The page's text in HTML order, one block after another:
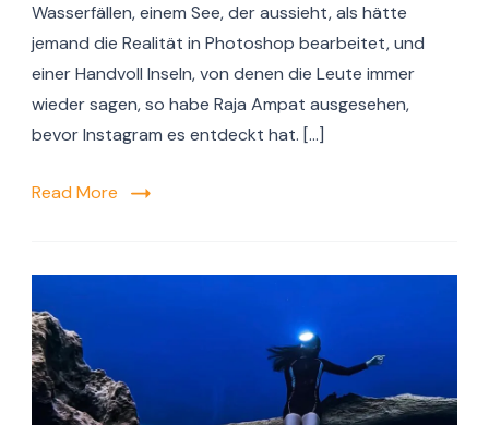
Wasserfällen, einem See, der aussieht, als hätte
jemand die Realität in Photoshop bearbeitet, und
einer Handvoll Inseln, von denen die Leute immer
wieder sagen, so habe Raja Ampat ausgesehen,
bevor Instagram es entdeckt hat. […]
Read More